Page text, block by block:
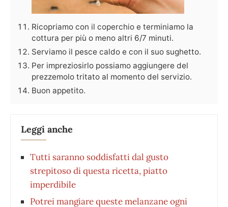
Ricopriamo con il coperchio e terminiamo la
cottura per più o meno altri 6/7 minuti.
Serviamo il pesce caldo e con il suo sughetto.
Per impreziosirlo possiamo aggiungere del
prezzemolo tritato al momento del servizio.
Buon appetito.
Leggi anche
Tutti saranno soddisfatti dal gusto
strepitoso di questa ricetta, piatto
imperdibile
Potrei mangiare queste melanzane ogni